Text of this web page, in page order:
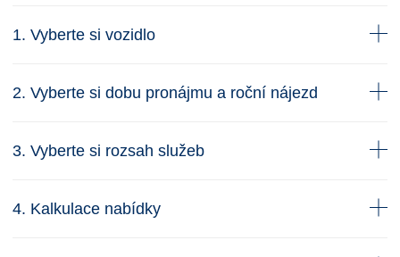
1. Vyberte si vozidlo
2. Vyberte si dobu pronájmu a roční nájezd
3. Vyberte si rozsah služeb
4. Kalkulace nabídky